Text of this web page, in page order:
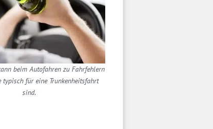
beim Autofahren zu Fahrfehlern
typisch für eine Trunkenheitsfahrt
sind.